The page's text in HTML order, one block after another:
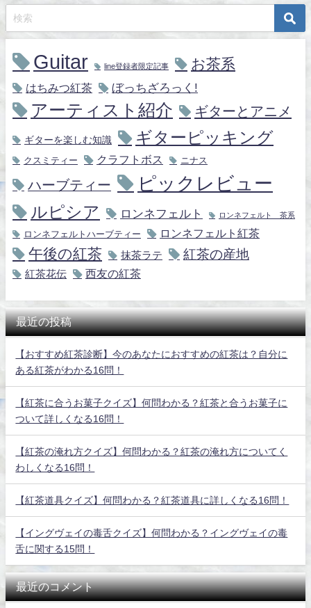
Guitar line登録者限定記事 お茶系
はちみつ紅茶 ぼっちざろっく!
アーティスト紹介 ギターとアニメ
ギターを楽しむ知識 ギターピッキング
クスミティー クラフトボス ニナス
ハーブティー ピックレビュー
ルピシア ロンネフェルト ロンネフェルト 茶系
ロンネフェルトハーブティー ロンネフェルト紅茶
午後の紅茶 抹茶ラテ 紅茶の産地
紅茶花伝 西友の紅茶
最近の投稿
【おすすめ紅茶診断】今のあなたにおすすめの紅茶は？自分に
ある紅茶がわかる16問！
【紅茶に合うお菓子クイズ】何問わかる？紅茶と合うお菓子に
ついて詳しくなる16問！
【紅茶の淹れ方クイズ】何問わかる？紅茶の淹れ方についてく
わしくなる16問！
【紅茶道具クイズ】何問わかる？紅茶道具に詳しくなる16問！
【イングヴェイの毒舌クイズ】何問わかる？イングヴェイの毒
舌に関する15問！
最近のコメント